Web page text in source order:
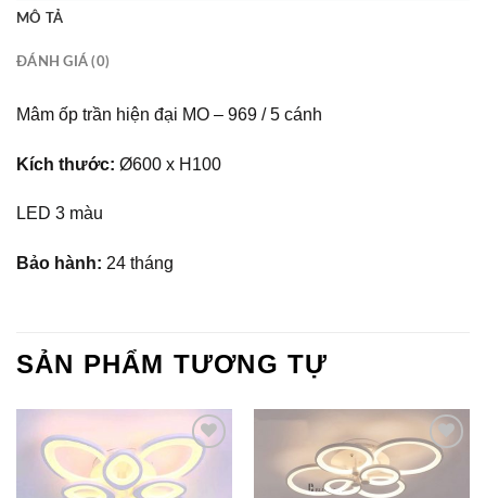
MÔ TẢ
ĐÁNH GIÁ (0)
Mâm ốp trần hiện đại MO – 969 / 5 cánh
Kích thước: Ø600 x H100
LED 3 màu
Bảo hành: 24 tháng
SẢN PHẨM TƯƠNG TỰ
Add to
Wishlist
Add to